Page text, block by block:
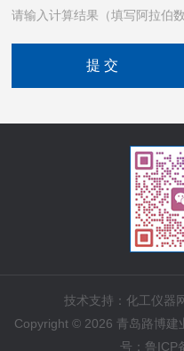
请输入计算结果（填写阿拉伯
技术支持： 化工仪器
Copyright © 2026 青岛路博建
号： 鲁ICP